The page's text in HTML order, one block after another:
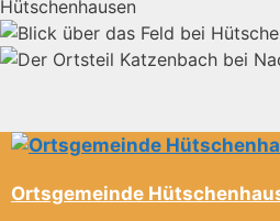
Ortsgemeinde